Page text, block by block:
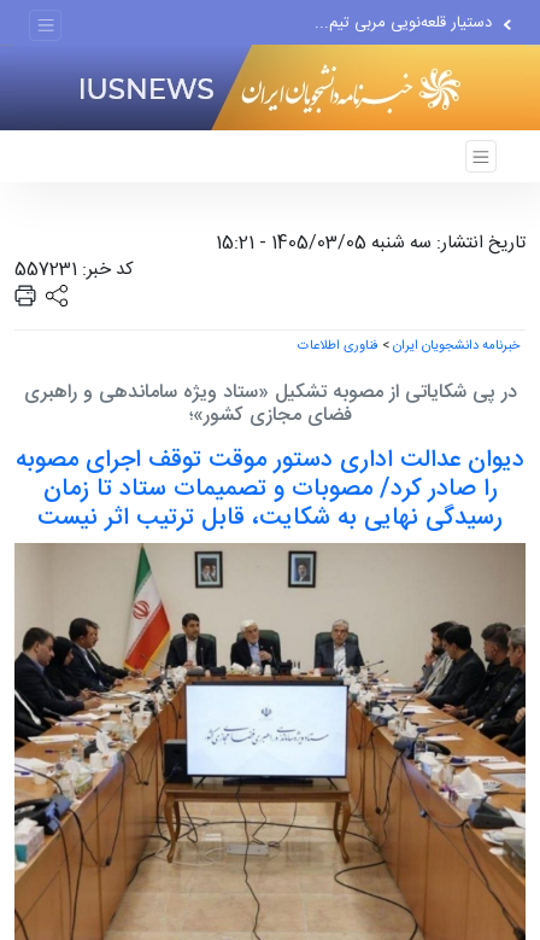
دستیار قلعه‌نویی مربی تیم...
اقتصاددان معروف آمریکایی:...
انتشار اخبار جعلی توسط...
تاریخ انتشار: سه شنبه 1405/03/05 - 15:21
کد خبر: 557231
خبرنامه دانشجویان ایران> فناوری اطلاعات
در پی شکایاتی از مصوبه تشکیل «ستاد ویژه ساماندهی و راهبری
فضای مجازی کشور»؛
دیوان عدالت اداری دستور موقت توقف اجرای مصوبه
را صادر کرد/ مصوبات و تصمیمات ستاد تا زمان
رسیدگی نهایی به شکایت، قابل ترتیب اثر نیست